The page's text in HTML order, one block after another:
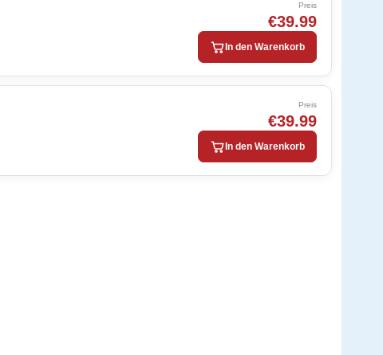
Preis
€39.99
In den Warenkorb
Preis
€39.99
In den Warenkorb